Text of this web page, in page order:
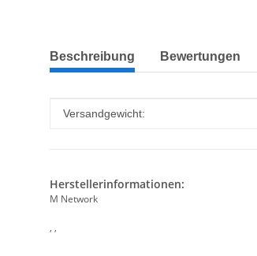
weitere Registerkarten anzeigen
Beschreibung Bewertungen
Produkteigenschaft
Wert
Versandgewicht:
Herstellerinformationen:
M Network
, ,